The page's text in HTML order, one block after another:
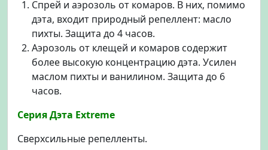
Спрей и аэрозоль от комаров. В них, помимо
дэта, входит природный репеллент: масло
пихты. Защита до 4 часов.
Аэрозоль от клещей и комаров содержит
более высокую концентрацию дэта. Усилен
маслом пихты и ванилином. Защита до 6
часов.
Серия Дэта Extreme
Сверхсильные репелленты.